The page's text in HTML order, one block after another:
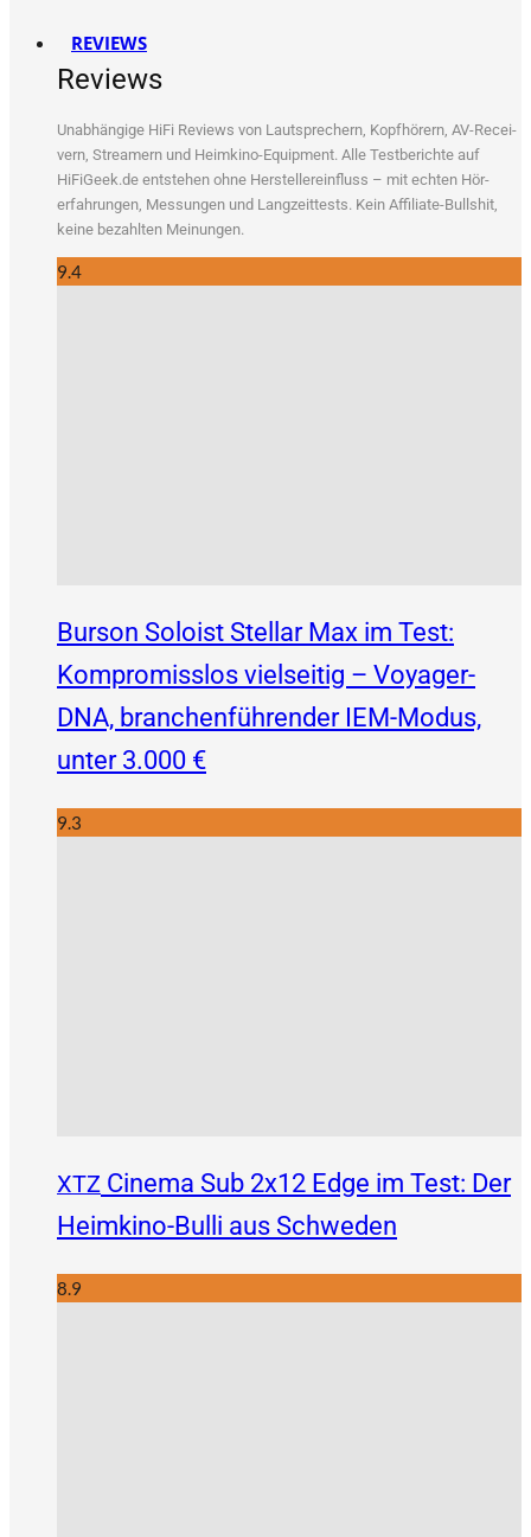
REVIEWS
Reviews
Unab­hän­gi­ge HiFi Reviews von Laut­spre­chern, Kopf­hö­rern, AV-Recei­
vern, Strea­mern und Heim­ki­no-Equip­ment. Alle Test­be­rich­te auf
HiFiGeek.de ent­ste­hen ohne Her­stel­ler­ein­fluss – mit ech­ten Hör­
erfah­run­gen, Mes­sun­gen und Lang­zeit­tests. Kein Affi­lia­te-Bull­shit,
kei­ne bezahl­ten Meinungen.
9.4
Burson Soloist Stellar Max im Test:
Kompromisslos vielseitig – Voyager-
DNA, branchenführender IEM-Modus,
unter 3.000 €
9.3
XTZ Cinema Sub 2x12 Edge im Test: Der
Heimkino-Bulli aus Schweden
8.9